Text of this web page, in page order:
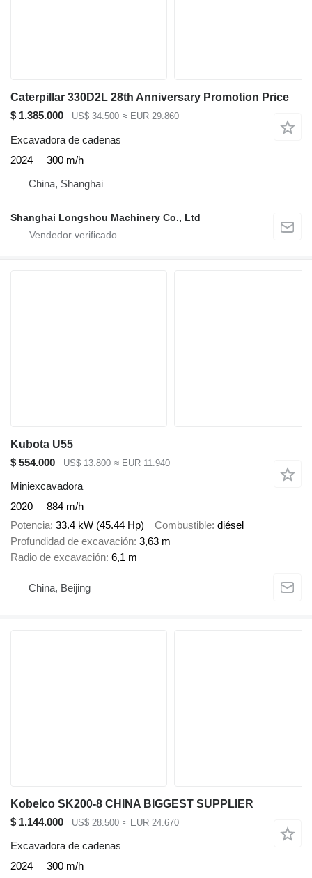
Caterpillar 330D2L 28th Anniversary Promotion Price
$ 1.385.000
US$ 34.500 ≈ EUR 29.860
Excavadora de cadenas
2024
300 m/h
China, Shanghai
Shanghai Longshou Machinery Co., Ltd
Kubota U55
$ 554.000
US$ 13.800 ≈ EUR 11.940
Miniexcavadora
2020
884 m/h
Potencia 33.4 kW (45.44 Hp) Combustible diésel
Profundidad de excavación 3,63 m
Radio de excavación 6,1 m
China, Beijing
Kobelco SK200-8 CHINA BIGGEST SUPPLIER
$ 1.144.000
US$ 28.500 ≈ EUR 24.670
Excavadora de cadenas
2024
300 m/h